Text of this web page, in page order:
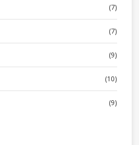
(7)
(7)
(9)
(10)
(9)